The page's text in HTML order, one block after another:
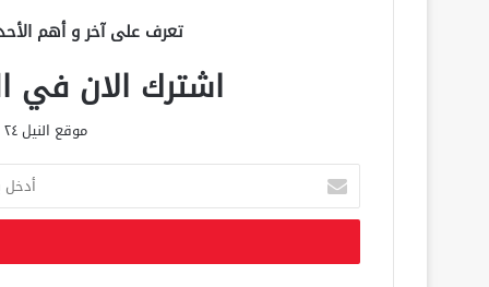
تعرف على آخر و أهم
اشترك الان في
موقع النيل ٢٤ الحصري علي مدار الساعة
خ
ب